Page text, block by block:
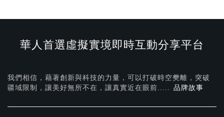
華人首選虛擬實境即時互動分享平台
我們相信，藉著創新與科技的力量，可以打破時空樊離，突破
疆域限制，讓美好無所不在， 讓真實近在眼前..... 品牌故事